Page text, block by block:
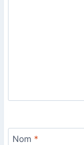
Nom *